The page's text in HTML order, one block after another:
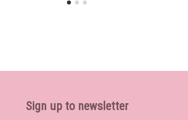
Sign up to newsletter